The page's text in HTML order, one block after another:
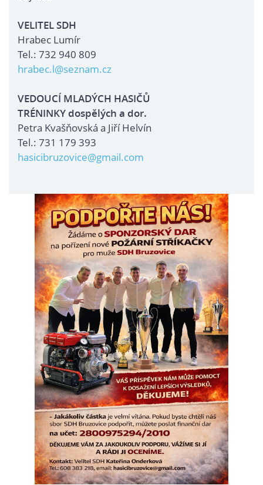
VELITEL SDH
Hrabec Lumír
Tel.: 732 940 809
hrabec.l@seznam.cz
VEDOUCÍ MLADÝCH HASIČŮ
TRÉNINKY dospělých a dor.
Petra Kvašňovská a Jiří Helvín
Tel.: 731 179 393
hasicibruzovice@gmail.com